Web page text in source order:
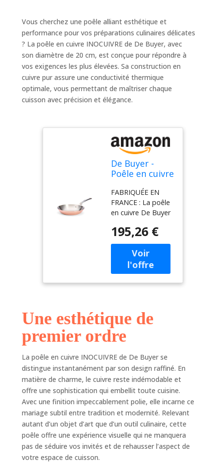
Vous cherchez une poêle alliant esthétique et
performance pour vos préparations culinaires délicates
? La poêle en cuivre INOCUIVRE de De Buyer, avec
son diamètre de 20 cm, est conçue pour répondre à
vos exigences les plus élevées. Sa construction en
cuivre pur assure une conductivité thermique
optimale, vous permettant de maîtriser chaque
cuisson avec précision et élégance.
De Buyer -
Poêle en cuivre
Diamètre 20
cm -
FABRIQUÉE EN
FRANCE : La poêle
en cuivre De Buyer
France dans nos
usines vosgiennes.
Très polyvalente, la
poêle De Buyer
INOCUIVRE est
également
des plats, avec son
polissage miroir
iconique.
COMPOSITION : Sa
composition
unique, 90% de
cuivre à l'extérieur
et 10% d'inox AISI
304 à l'intérieur,
offre une
conductibilité
thermique
exceptionnelle du
cuivre pour une
195,26 €
Une esthétique de
premier ordre
La poêle en cuivre INOCUIVRE de De Buyer se
distingue instantanément par son design raffiné. En
matière de charme, le cuivre reste indémodable et
offre une sophistication qui embellit toute cuisine.
Avec une finition impeccablement polie, elle incarne ce
mariage subtil entre tradition et modernité. Relevant
autant d’un objet d’art que d’un outil culinaire, cette
poêle offre une expérience visuelle qui ne manquera
pas de séduire vos invités et de rehausser l’aspect de
votre espace de cuisson.